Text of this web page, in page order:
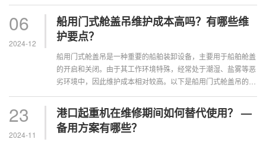
06
2024-12
船用门式舱盖吊维护成本高吗？有哪些维
护要点？
船用门式舱盖吊是一种重要的船舶装卸设备，主要用于船舶舱盖
的开启和关闭。由于其工作环境特殊，经常处于潮湿、盐雾等恶
劣环境中，因此维护成本相对较高。以下是船用门式舱盖吊的维
23
2024-11
港口起重机在维修期间如何替代使用？ —
备用方案有哪些？